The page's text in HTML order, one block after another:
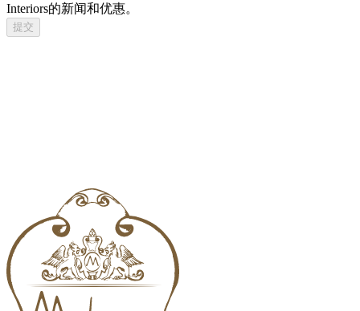
Interiors的新闻和优惠。
提交